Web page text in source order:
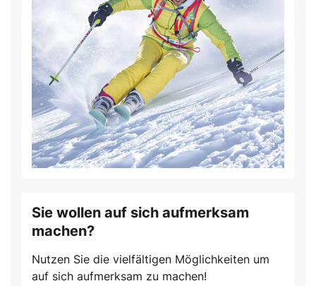
Sie wollen auf sich aufmerksam
machen?
Nutzen Sie die vielfältigen Möglichkeiten um
auf sich aufmerksam zu machen!